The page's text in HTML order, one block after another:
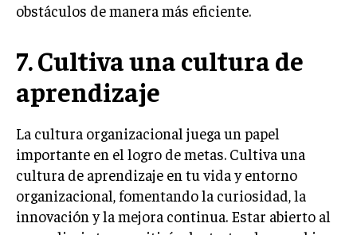
obstáculos de manera más eficiente.
7. Cultiva una cultura de
aprendizaje
La cultura organizacional juega un papel
importante en el logro de metas. Cultiva una
cultura de aprendizaje en tu vida y entorno
organizacional, fomentando la curiosidad, la
innovación y la mejora continua. Estar abierto al